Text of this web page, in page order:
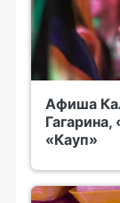
Афиша
«Кауп»